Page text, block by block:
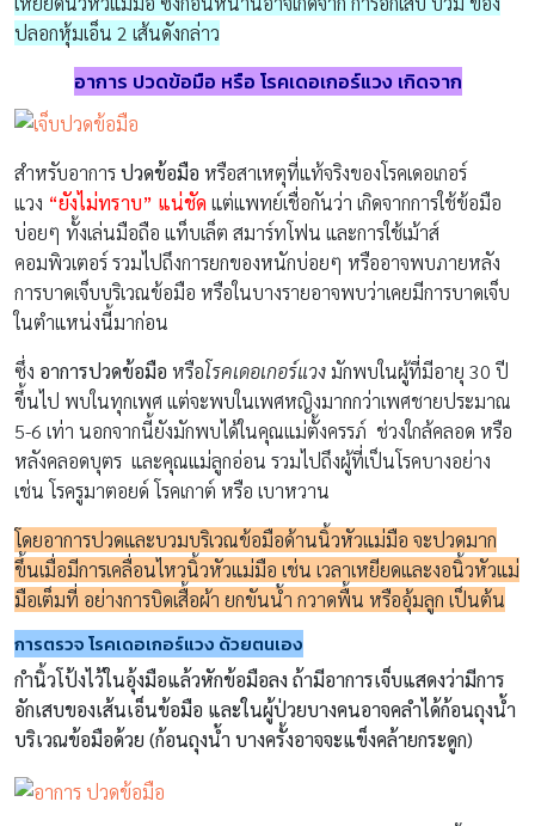
ปลอกหุ้มเอ็น 2 เส้นดังกล่าว
อาการ ปวดข้อมือ หรือ โรคเดอเกอร์แวง เกิดจาก
สำหรับอาการปวดข้อมือ หรือสาเหตุที่แท้จริงของโรคเดอเกอร์
แวง “ยังไม่ทราบ” แน่ชัด แต่แพทย์เชื่อกันว่า เกิดจากการใช้ข้อมือ
บ่อยๆ ทั้งเล่นมือถือ แท็บเล็ต สมาร์ทโฟน และการใช้เม้าส์
คอมพิวเตอร์ รวมไปถึงการยกของหนักบ่อยๆ หรืออาจพบภายหลัง
การบาดเจ็บบริเวณข้อมือ หรือในบางรายอาจพบว่าเคยมีการบาดเจ็บ
ในตำแหน่งนี้มาก่อน
ซึ่ง อาการปวดข้อมือ หรือโรคเดอเกอร์แวง มักพบในผู้ที่มีอายุ 30 ปี
ขึ้นไป พบในทุกเพศ แต่จะพบในเพศหญิงมากกว่าเพศชายประมาณ
5-6 เท่า นอกจากนี้ยังมักพบได้ในคุณแม่ตั้งครรภ์ ช่วงใกล้คลอด หรือ
หลังคลอดบุตร และคุณแม่ลูกอ่อน รวมไปถึงผู้ที่เป็นโรคบางอย่าง
เช่น โรครูมาตอยด์ โรคเกาต์ หรือ เบาหวาน
โดยอาการปวดและบวมบริเวณข้อมือด้านนิ้วหัวแม่มือ จะปวดมาก
ขึ้นเมื่อมีการเคลื่อนไหวนิ้วหัวแม่มือ เช่น เวลาเหยียดและงอนิ้วหัวแม่
มือเต็มที่ อย่างการบิดเสื้อผ้า ยกขันน้ำ กวาดพื้น หรืออุ้มลูก เป็นต้น
การตรวจ โรคเดอเกอร์แวง ด้วยตนเอง
กำนิ้วโป้งไว้ในอุ้งมือแล้วหักข้อมือลง ถ้ามีอาการเจ็บแสดงว่ามีการ
อักเสบของเส้นเอ็นข้อมือ และในผู้ป่วยบางคนอาจคลำได้ก้อนถุงน้ำ
บริเวณข้อมือด้วย (ก้อนถุงน้ำ บางครั้งอาจจะแข็งคล้ายกระดูก)